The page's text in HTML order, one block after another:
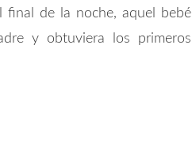
final de la noche, aquel bebé
y obtuviera los primeros